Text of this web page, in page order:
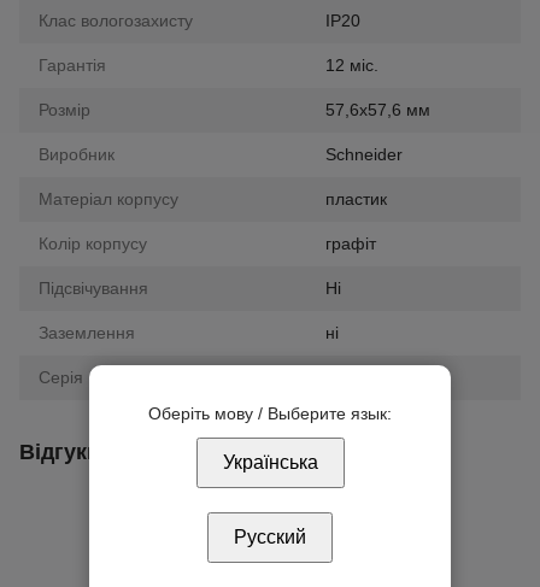
Клас вологозахисту IP20
Гарантія 12 міс.
Розмір 57,6х57,6 мм
Виробник Schneider
Матеріал корпусу пластик
Колір корпусу графіт
Підсвічування Ні
Заземлення ні
Серія
Відгуки
Оберіть мову / Выберите язык:
Українська
Русский